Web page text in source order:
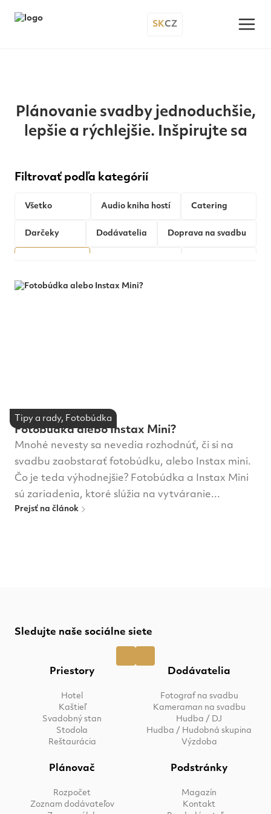
SKCZ
Plánovanie svadby jednoduchšie,
lepšie a rýchlejšie. Inšpirujte sa
Filtrovať podľa kategórií
Všetko Audio kniha hostí Catering
Darčeky Dodávatelia Doprava na svadbu
Miesto na svadbu Nové trendy
Svadobné líčenie a účesy Oznámenia a tlačoviny
Svadobné šaty
Tradície Víno na svadbu Výzdoba a dekorácie
Tipy a rady, Fotobúdka
Fotobúdka alebo Instax Mini?
Mnohé nevesty sa nevedia rozhodnúť, či si na
svadbu zaobstarať fotobúdku, alebo Instax mini.
Čo je teda výhodnejšie? Fotobúdka a Instax Mini
sú zariadenia, ktoré slúžia na vytváranie...
Prejsť na článok
Sledujte naše sociálne siete
Priestory
Hotel
Kaštieľ
Svadobný stan
Stodola
Reštaurácia
Dodávatelia
Fotograf na svadbu
Kameraman na svadbu
Hudba / DJ
Hudba / Hudobná skupina
Výzdoba
Plánovač
Rozpočet
Zoznam dodávateľov
Podstránky
Magazín
Kontakt